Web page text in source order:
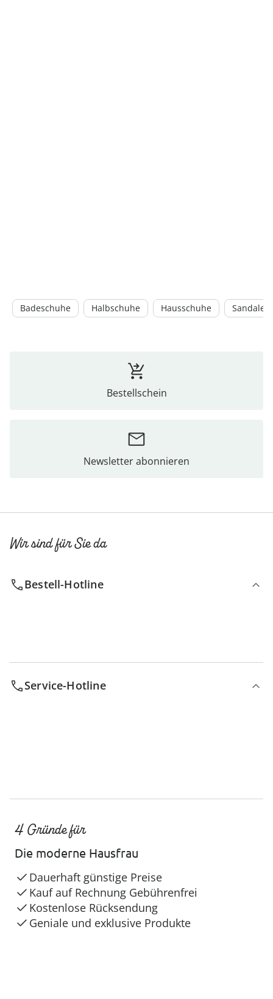
Badeschuhe Halbschuhe Hausschuhe Sandalen
Bestellschein
Newsletter abonnieren
Wir sind für Sie da
Bestell-Hotline
Service-Hotline
4 Gründe für
Die moderne Hausfrau
Dauerhaft günstige Preise
Kauf auf Rechnung Gebührenfrei
Kostenlose Rücksendung
Geniale und exklusive Produkte